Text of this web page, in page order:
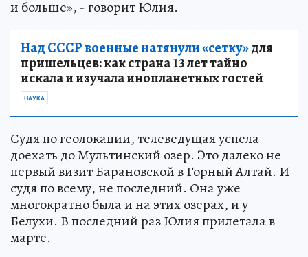
и больше», - говорит Юлия.
Над СССР военные натянули «сетку»для
пришельцев: как страна 13 лет тайно
искала и изучала инопланетных гостей
НАУКА
Судя по геолокации, телеведущая успела
доехать до Мультинский озер. Это далеко не
первый визит Барановской в Горный Алтай. И
судя по всему, не последний. Она уже
многократно была и на этих озерах, и у
Белухи. В последний раз Юлия прилетала в
марте.